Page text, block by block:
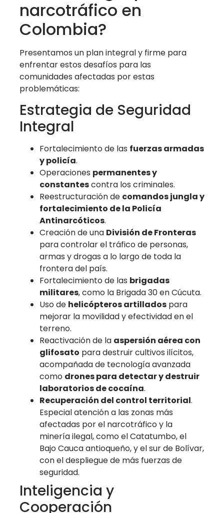
narcotráfico en
Colombia?
Presentamos un plan integral y firme para
enfrentar estos desafíos para las
comunidades afectadas por estas
problemáticas:
Estrategia de Seguridad
Integral
Fortalecimiento de las fuerzas armadas
y policía.
Operaciones permanentes y
constantescontra los criminales.
Reestructuración de comandos jungla y
fortalecimiento de la Policía
Antinarcóticos.
Creación de una División de Fronteras
para controlar el tráfico de personas,
armas y drogas a lo largo de toda la
frontera del país.
Fortalecimiento de las brigadas
militares, como la Brigada 30 en Cúcuta.
Uso de helicópteros artillados para
mejorar la movilidad y efectividad en el
terreno.
Reactivación de la aspersión aérea con
glifosato para destruir cultivos ilícitos,
acompañada de tecnología avanzada
como drones para detectar y destruir
laboratorios de cocaína.
Recuperación del control territorial.
Especial atención a las zonas más
afectadas por el narcotráfico y la
minería ilegal, como el Catatumbo, el
Bajo Cauca antioqueño, y el sur de Bolívar,
con el despliegue de más fuerzas de
seguridad.
Inteligencia y
Cooperación